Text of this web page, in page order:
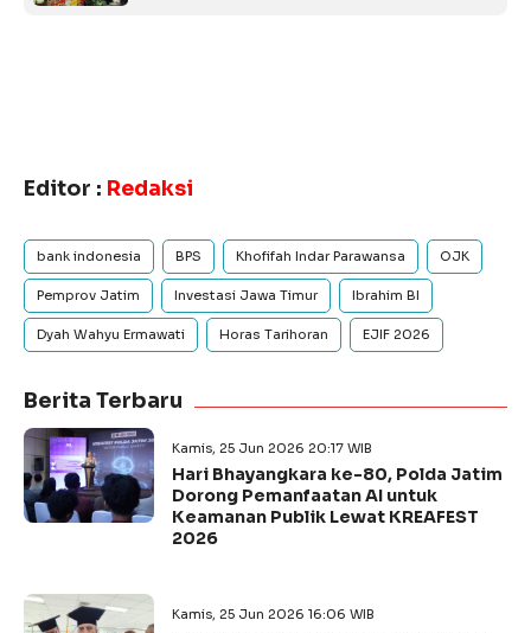
Editor : Redaksi
bank indonesia BPS Khofifah Indar Parawansa OJK
Pemprov Jatim Investasi Jawa Timur Ibrahim BI
Dyah Wahyu Ermawati Horas Tarihoran EJIF 2026
Berita Terbaru
Kamis, 25 Jun 2026 20:17 WIB
Hari Bhayangkara ke-80, Polda Jatim
Dorong Pemanfaatan AI untuk
Keamanan Publik Lewat KREAFEST
2026
Kamis, 25 Jun 2026 16:06 WIB